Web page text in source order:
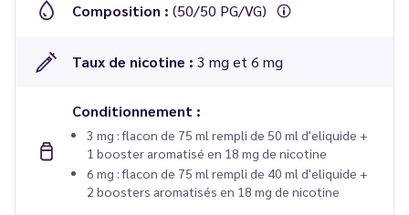
Composition : (50/50 PG/VG)
Taux de nicotine : 3 mg et 6 mg
Conditionnement :
3 mg : flacon de 75 ml rempli de 50 ml d'eliquide +
1 booster aromatisé en 18 mg de nicotine
6 mg : flacon de 75 ml rempli de 40 ml d'eliquide +
2 boosters aromatisés en 18 mg de nicotine